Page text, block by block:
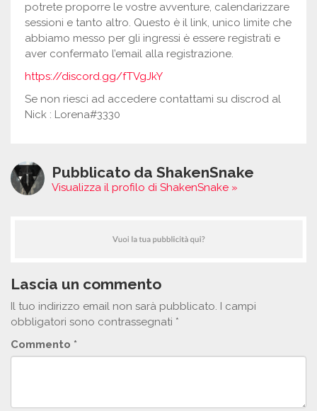
potrete proporre le vostre avventure, calendarizzare
sessioni e tanto altro. Questo è il link, unico limite che
abbiamo messo per gli ingressi è essere registrati e
aver confermato l’email alla registrazione.
https://discord.gg/fTVgJkY
Se non riesci ad accedere contattami su discrod al
Nick : Lorena#3330
Pubblicato da ShakenSnake
Visualizza il profilo di ShakenSnake »
Lascia un commento
Il tuo indirizzo email non sarà pubblicato. I campi
obbligatori sono contrassegnati *
Commento *